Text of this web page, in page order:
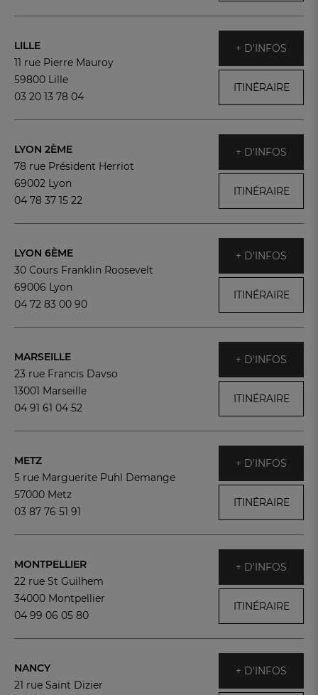
LILLE
11 rue Pierre Mauroy
59800 Lille
03 20 13 78 04
+ D'INFOS
ITINÉRAIRE
LYON 2ÈME
78 rue Président Herriot
69002 Lyon
04 78 37 15 22
+ D'INFOS
ITINÉRAIRE
LYON 6ÈME
30 Cours Franklin Roosevelt
69006 Lyon
04 72 83 00 90
+ D'INFOS
ITINÉRAIRE
MARSEILLE
23 rue Francis Davso
13001 Marseille
04 91 61 04 52
+ D'INFOS
ITINÉRAIRE
METZ
5 rue Marguerite Puhl Demange
57000 Metz
03 87 76 51 91
+ D'INFOS
ITINÉRAIRE
MONTPELLIER
22 rue St Guilhem
34000 Montpellier
04 99 06 05 80
+ D'INFOS
ITINÉRAIRE
NANCY
21 rue Saint Dizier
+ D'INFOS